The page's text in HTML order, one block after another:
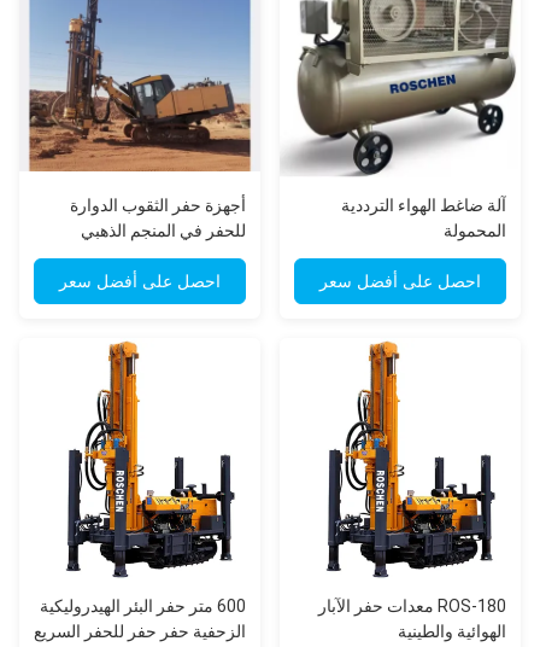
آلة ضاغط الهواء الترددية
المحمولة
احصل على أفضل سعر
أجهزة حفر الثقوب الدوارة
للحفر في المنجم الذهبي
احصل على أفضل سعر
ROS-180 معدات حفر الآبار
الهوائية والطينية
600 متر حفر البئر الهيدروليكية
الزحفية حفر حفر للحفر السريع